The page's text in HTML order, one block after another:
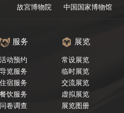
故宮博物院 中国国家博物馆
服务
活动预约
导览服务
住宿服务
餐饮服务
问卷调查
展览
常设展览
临时展览
交流展览
虚拟展览
展览图册